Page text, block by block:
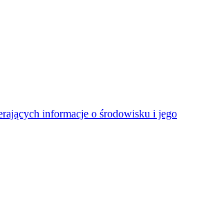
informacje o środowisku i jego